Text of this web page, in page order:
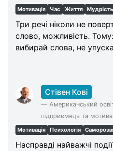
Мотивація Час Життя Мудрість
Три речі ніколи не
слово, можливість.
вибирай слова, не
Стівен Кові
— Американський
підприємець та
Мотивація Психологія
Насправді найважчі